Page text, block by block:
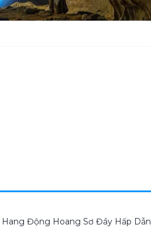
Hang Động Hoang Sơ Đầy Hấp Dẫn